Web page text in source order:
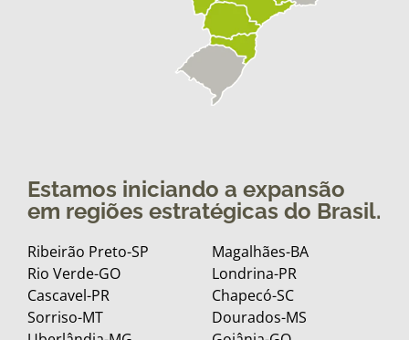
Estamos iniciando a expansão
em regiões estratégicas do Brasil.
Ribeirão Preto-SP
Rio Verde-GO
Cascavel-PR
Sorriso-MT
Magalhães-BA
Londrina-PR
Chapecó-SC
Dourados-MS